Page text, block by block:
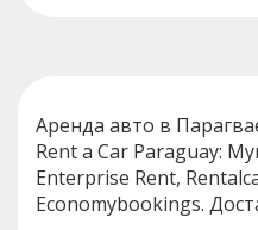
Аренда авто в
Rent a Car Paraguay:
Enterprise Rent,
Economybookings.